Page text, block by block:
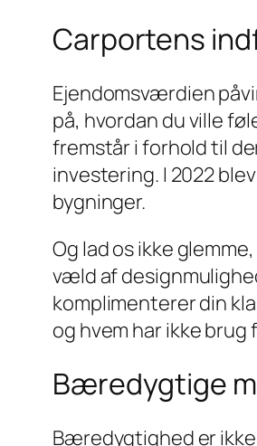
Carportens
Ejendomsværdien
på, hvordan du ville
fremstår i forhold til
investering. I 2022
bygninger.
Og lad os ikke
væld af
komplimenterer din
og hvem har ikke
Bæredygtige
Bæredygtighed er